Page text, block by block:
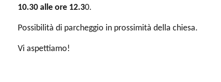
10.30 alle ore 12.30.
Possibilità di parcheggio in prossimità della chiesa.
Vi aspettiamo!